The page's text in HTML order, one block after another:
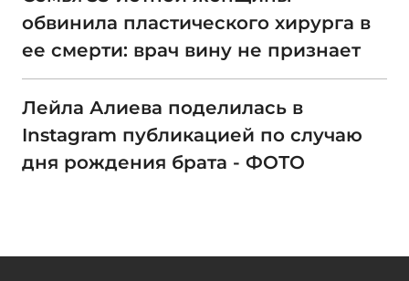
обвинила пластического хирурга в
ее смерти: врач вину не признает
Лейла Алиева поделилась в
Instagram публикацией по случаю
дня рождения брата - ФОТО